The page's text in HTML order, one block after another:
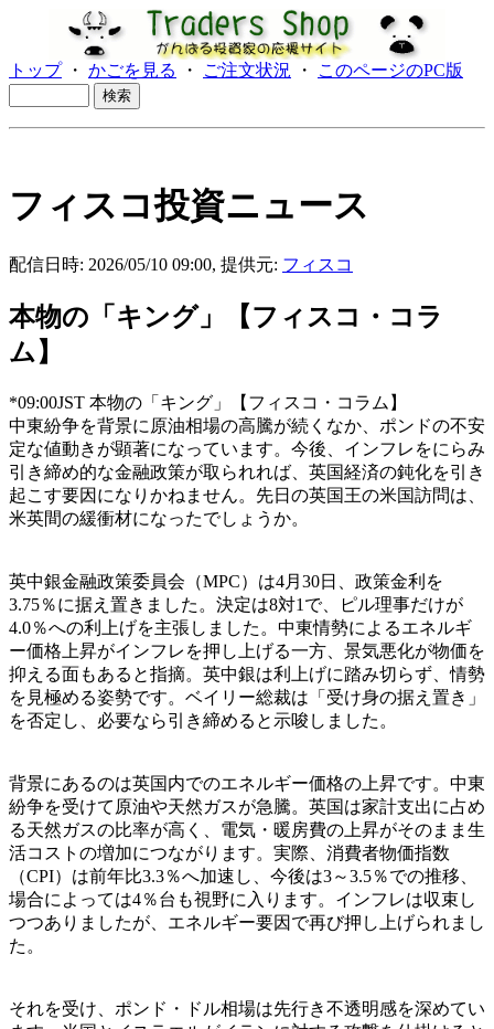
トップ・ かごを見る ・ ご注文状況 ・ このページのPC版
フィスコ投資ニュース
配信日時: 2026/05/10 09:00, 提供元: フィスコ
本物の「キング」【フィスコ・コラ
ム】
*09:00JST 本物の「キング」【フィスコ・コラム】
中東紛争を背景に原油相場の高騰が続くなか、ポンドの不安
定な値動きが顕著になっています。今後、インフレをにらみ
引き締め的な金融政策が取られれば、英国経済の鈍化を引き
起こす要因になりかねません。先日の英国王の米国訪問は、
米英間の緩衝材になったでしょうか。
英中銀金融政策委員会（MPC）は4月30日、政策金利を
3.75％に据え置きました。決定は8対1で、ピル理事だけが
4.0％への利上げを主張しました。中東情勢によるエネルギ
ー価格上昇がインフレを押し上げる一方、景気悪化が物価を
抑える面もあると指摘。英中銀は利上げに踏み切らず、情勢
を見極める姿勢です。ベイリー総裁は「受け身の据え置き」
を否定し、必要なら引き締めると示唆しました。
背景にあるのは英国内でのエネルギー価格の上昇です。中東
紛争を受けて原油や天然ガスが急騰。英国は家計支出に占め
る天然ガスの比率が高く、電気・暖房費の上昇がそのまま生
活コストの増加につながります。実際、消費者物価指数
（CPI）は前年比3.3％へ加速し、今後は3～3.5％での推移、
場合によっては4％台も視野に入ります。インフレは収束し
つつありましたが、エネルギー要因で再び押し上げられまし
た。
それを受け、ポンド・ドル相場は先行き不透明感を深めてい